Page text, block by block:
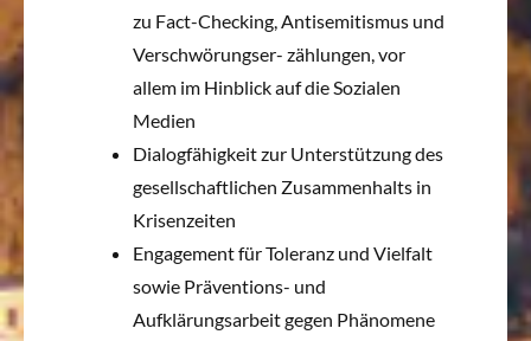
zu Fact-Checking, Antisemitismus und
Verschwörungser- zählungen, vor
allem im Hinblick auf die Sozialen
Medien
Dialogfähigkeit zur Unterstützung des
gesellschaftlichen Zusammenhalts in
Krisenzeiten
Engagement für Toleranz und Vielfalt
sowie Präventions- und
Aufklärungsarbeit gegen Phänomene